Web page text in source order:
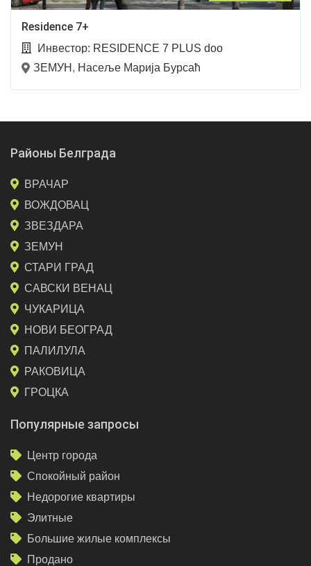
Residence 7+
Инвестор: RESIDENCE 7 PLUS doo
ЗЕМУН , Насеље Марија Бурсаћ
Районы Белграда
ВРАЧАР
ВОЖДОВАЦ
ЗВЕЗДАРА
ЗЕМУН
СТАРИ ГРАД
САВСКИ ВЕНАЦ
ЧУКАРИЦА
НОВИ БЕОГРАД
ПАЛИЛУЛА
РАКОВИЦА
ГРОЦКА
Популярные запросы
Центр города
Спокойный район
Недорогие квартиры
Элитные
Большие жилые комплексы
Продано